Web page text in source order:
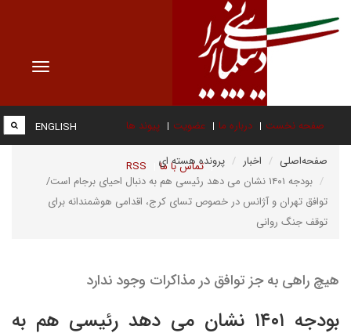
Toggle
صفحه نخست درباره ما عضویت پیوند ها
تماس با ما RSS
ENGLISH
صفحه‌اصلی اخبار
پرونده هسته ای
بودجه ۱۴۰۱ نشان می دهد رئیسی هم به دنبال احیای برجام است/
توافق تهران و آژانس در خصوص تسای کرج، اقدامی هوشمندانه برای
توقف جنگ روانی
هیچ راهی به جز توافق در مذاکرات وجود ندارد
بودجه ۱۴۰۱ نشان می دهد رئیسی هم به